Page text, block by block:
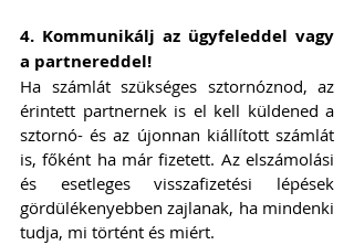
4. Kommunikálj az ügyfeleddel vagy
a partnereddel!
Ha számlát szükséges sztornóznod, az
érintett partnernek is el kell küldened a
sztornó- és az újonnan kiállított számlát
is, főként ha már fizetett. Az elszámolási
és esetleges visszafizetési lépések
gördülékenyebben zajlanak, ha mindenki
tudja, mi történt és miért.